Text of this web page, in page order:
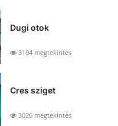
Dugi otok
3104 megtekintés
Cres sziget
3026 megtekintés